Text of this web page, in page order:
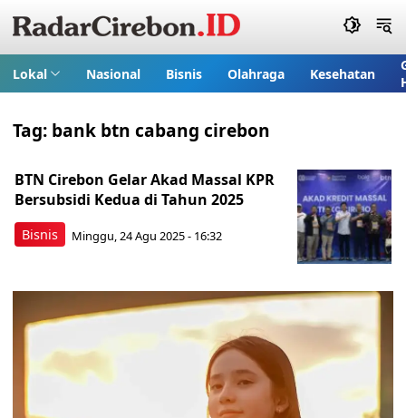
Lokal Nasional Bisnis Olahraga Kesehatan
Tag: bank btn cabang cirebon
Bisnis
BTN Cirebon Gelar Akad Massal KPR
Bersubsidi Kedua di Tahun 2025
Minggu, 24 Agu 2025 - 16:32